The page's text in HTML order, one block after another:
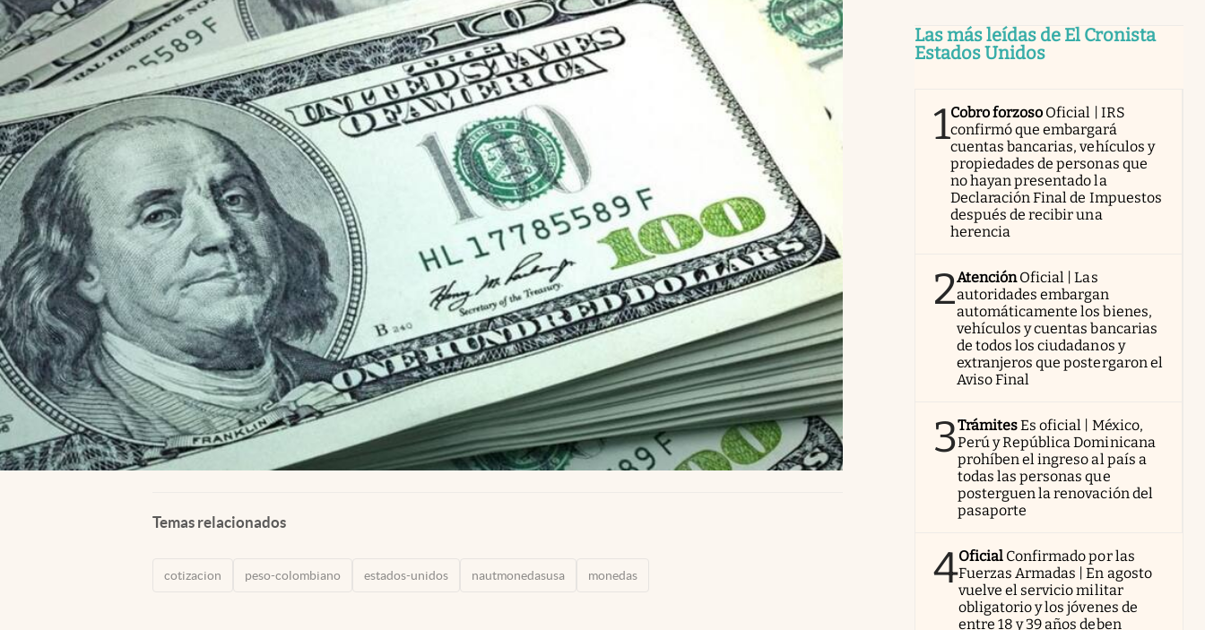
Temas relacionados
cotizacion peso-colombiano estados-unidos nautmonedasusa monedas
Las más leídas de El Cronista
Estados Unidos
1Cobro forzoso Oficial | IRS
confirmó que embargará
cuentas bancarias, vehículos y
propiedades de personas que
no hayan presentado la
Declaración Final de Impuestos
después de recibir una
herencia
2AtenciónOficial | Las
autoridades embargan
automáticamente los bienes,
vehículos y cuentas bancarias
de todos los ciudadanos y
extranjeros que postergaron el
Aviso Final
3TrámitesEs oficial | México,
Perú y República Dominicana
prohíben el ingreso al país a
todas las personas que
posterguen la renovación del
pasaporte
4Oficial Confirmado por las
Fuerzas Armadas | En agosto
vuelve el servicio militar
obligatorio y los jóvenes de
entre 18 y 39 años deben